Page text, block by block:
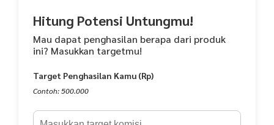
Power Ingredients :
Creamide Complex, Soybean Ferment Extract
No. Halal: 1151248100720
Periode kadaluarsa 3 tahun
Hitung Potensi Untungmu!
Mau dapat penghasilan berapa dari produk
ini? Masukkan targetmu!
Target Penghasilan Kamu (Rp)
Contoh: 500.000